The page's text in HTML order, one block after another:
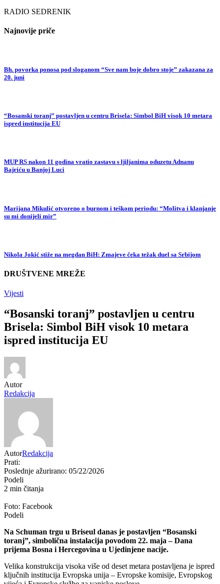
RADIO SEDRENIK
Najnovije priče
Bh. povorka ponosa pod sloganom “Sve nam boje dobro stoje” zakazana za
20. juni
“Bosanski toranj” postavljen u centru Brisela: Simbol BiH visok 10 metara
ispred institucija EU
MUP RS nakon 11 godina vratio zastavu s ljiljanima oduzetu Adnanu
Bajriću u Banjoj Luci
Marijana Mikulić otvoreno o burnom i teškom periodu: “Molitva i klanjanje
su mi donijeli mir”
Nikola Jokić stiže na megdan BiH: Zmajeve čeka težak duel sa Srbijom
DRUŠTVENE MREŽE
Vijesti
“Bosanski toranj” postavljen u centru
Brisela: Simbol BiH visok 10 metara
ispred institucija EU
Autor
Redakcija
AutorRedakcija
Prati:
Poslednje ažurirano: 05/22/2026
Podeli
2 min čitanja
Foto: Facebook
Podeli
Na Schuman trgu u Briseul danas je postavljen “Bosanski
toranj”, simbolična instalacija povodom 22. maja – Dana
prijema Bosna i Hercegovina u Ujedinjene nacije.
Velika konstrukcija visoka više od deset metara postavljena je ispred
ključnih institucija Evropska unija – Evropske komisije, Evropskog